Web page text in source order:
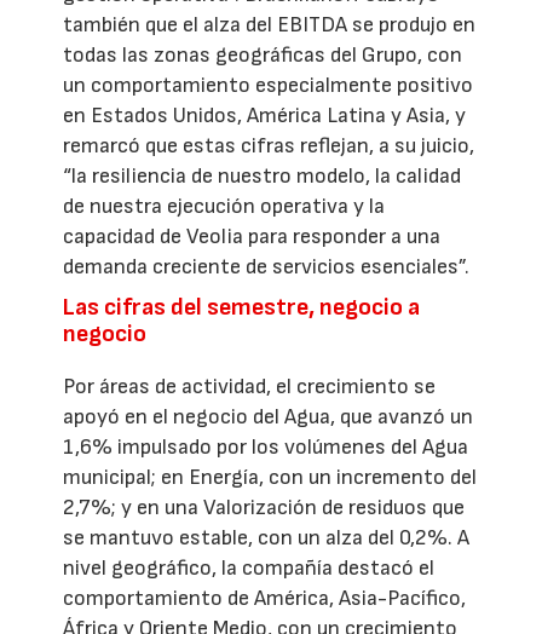
también que el alza del EBITDA se produjo en
todas las zonas geográficas del Grupo, con
un comportamiento especialmente positivo
en Estados Unidos, América Latina y Asia, y
remarcó que estas cifras reflejan, a su juicio,
“la resiliencia de nuestro modelo, la calidad
de nuestra ejecución operativa y la
capacidad de Veolia para responder a una
demanda creciente de servicios esenciales”.
Las cifras del semestre, negocio a
negocio
Por áreas de actividad, el crecimiento se
apoyó en el negocio del Agua, que avanzó un
1,6% impulsado por los volúmenes del Agua
municipal; en Energía, con un incremento del
2,7%; y en una Valorización de residuos que
se mantuvo estable, con un alza del 0,2%. A
nivel geográfico, la compañía destacó el
comportamiento de América, Asia-Pacífico,
África y Oriente Medio, con un crecimiento